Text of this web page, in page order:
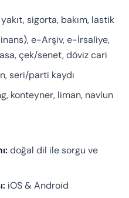
sigorta, bakım, lastik
e-Arşiv, e-İrsaliye,
çek/senet, döviz cari
seri/parti kaydı
konteyner, liman, navlun
doğal dil ile sorgu ve
iOS & Android